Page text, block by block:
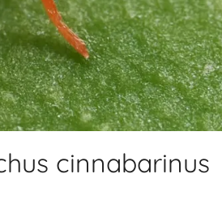
cinnabarinus